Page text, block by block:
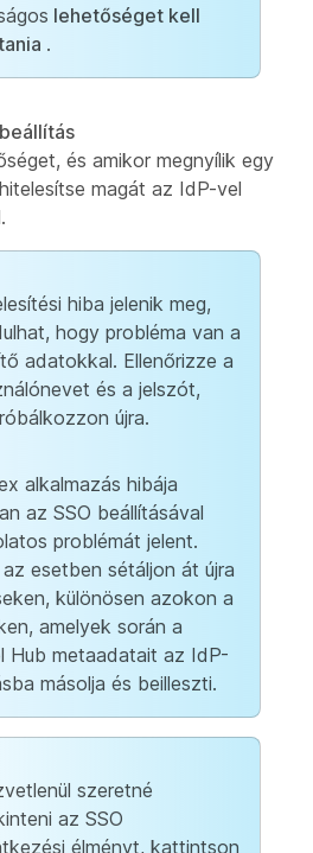
lehetőséget kell
.
és amikor megnyílik egy
magát az IdP-vel
hiba jelenik meg,
hogy probléma van a
adatokkal. Ellenőrizze a
és a jelszót,
újra.
alkalmazás hibája
az SSO beállításával
problémát jelent.
esetben sétáljon át újra
különösen azokon a
amelyek során a
Hub metaadatait az IdP-
másolja és beilleszti.
szeretné
az SSO
élményt, kattintson